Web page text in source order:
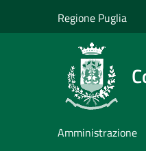
Regione Puglia
Amministrazione